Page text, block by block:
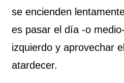
se encienden
es pasar el día -o
izquierdo y aprovechar
atardecer.